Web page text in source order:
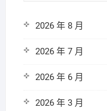
2026 年 8 月
2026 年 7 月
2026 年 6 月
2026 年 3 月